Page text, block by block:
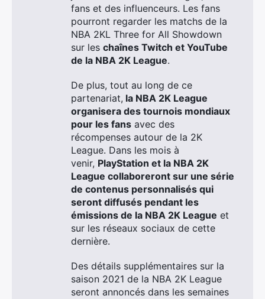
fans et des influenceurs. Les fans
pourront regarder les matchs de la
NBA 2KL Three for All Showdown
sur les chaînes Twitch et YouTube
de la NBA 2K League.
De plus, tout au long de ce
partenariat, la NBA 2K League
organisera des tournois mondiaux
pour les fans avec des
récompenses autour de la 2K
League. Dans les mois à
venir, PlayStation et la NBA 2K
League collaboreront sur une série
de contenus personnalisés qui
seront diffusés pendant les
émissions de la NBA 2K League et
sur les réseaux sociaux de cette
dernière.
Des détails supplémentaires sur la
saison 2021 de la NBA 2K League
seront annoncés dans les semaines